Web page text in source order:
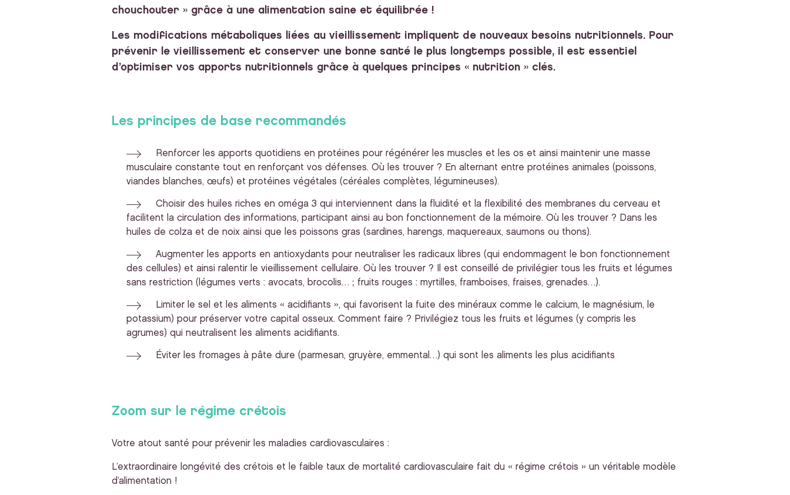
chouchouter » grâce à une alimentation saine et équilibrée !
Les modifications métaboliques liées au vieillissement impliquent de nouveaux besoins nutritionnels. Pour
prévenir le vieillissement et conserver une bonne santé le plus longtemps possible, il est essentiel
d’optimiser vos apports nutritionnels grâce à quelques principes « nutrition » clés.
Les principes de base recommandés
Renforcer les apports quotidiens en protéines pour régénérer les muscles et les os et ainsi maintenir une masse
musculaire constante tout en renforçant vos défenses. Où les trouver ? En alternant entre protéines animales (poissons,
viandes blanches, œufs) et protéines végétales (céréales complètes, légumineuses).
Choisir des huiles riches en oméga 3 qui interviennent dans la fluidité et la flexibilité des membranes du cerveau et
facilitent la circulation des informations, participant ainsi au bon fonctionnement de la mémoire. Où les trouver ? Dans les
huiles de colza et de noix ainsi que les poissons gras (sardines, harengs, maquereaux, saumons ou thons).
Augmenter les apports en antioxydants pour neutraliser les radicaux libres (qui endommagent le bon fonctionnement
des cellules) et ainsi ralentir le vieillissement cellulaire. Où les trouver ? Il est conseillé de privilégier tous les fruits et légumes
sans restriction (légumes verts : avocats, brocolis… ; fruits rouges : myrtilles, framboises, fraises, grenades…).
Limiter le sel et les aliments « acidifiants », qui favorisent la fuite des minéraux comme le calcium, le magnésium, le
potassium) pour préserver votre capital osseux. Comment faire ? Privilégiez tous les fruits et légumes (y compris les
agrumes) qui neutralisent les aliments acidifiants.
Éviter les fromages à pâte dure (parmesan, gruyère, emmental…) qui sont les aliments les plus acidifiants
Zoom sur le régime crétois
Votre atout santé pour prévenir les maladies cardiovasculaires :
L’extraordinaire longévité des crétois et le faible taux de mortalité cardiovasculaire fait du « régime crétois » un véritable modèle
d’alimentation !